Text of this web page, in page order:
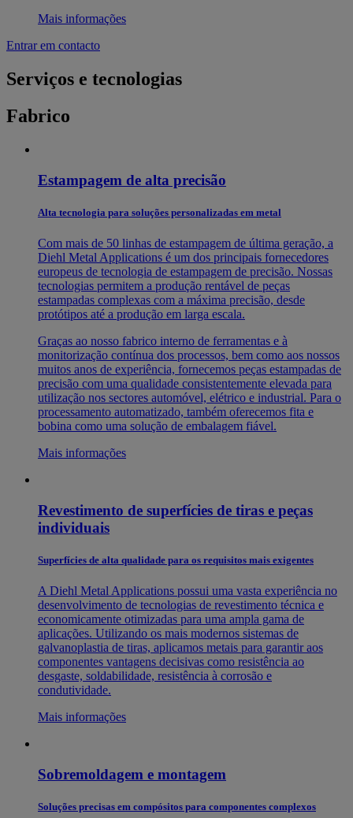
Mais informações
Entrar em contacto
Serviços e tecnologias
Fabrico
Estampagem de alta precisão
Alta tecnologia para soluções personalizadas em metal
Com mais de 50 linhas de estampagem de última geração, a
Diehl Metal Applications é um dos principais fornecedores
europeus de tecnologia de estampagem de precisão. Nossas
tecnologias permitem a produção rentável de peças
estampadas complexas com a máxima precisão, desde
protótipos até a produção em larga escala.
Graças ao nosso fabrico interno de ferramentas e à
monitorização contínua dos processos, bem como aos nossos
muitos anos de experiência, fornecemos peças estampadas de
precisão com uma qualidade consistentemente elevada para
utilização nos sectores automóvel, elétrico e industrial. Para o
processamento automatizado, também oferecemos fita e
bobina como uma solução de embalagem fiável.
Mais informações
Revestimento de superfícies de tiras e peças
individuais
Superfícies de alta qualidade para os requisitos mais exigentes
A Diehl Metal Applications possui uma vasta experiência no
desenvolvimento de tecnologias de revestimento técnica e
economicamente otimizadas para uma ampla gama de
aplicações. Utilizando os mais modernos sistemas de
galvanoplastia de tiras, aplicamos metais para garantir aos
componentes vantagens decisivas como resistência ao
desgaste, soldabilidade, resistência à corrosão e
condutividade.
Mais informações
Sobremoldagem e montagem
Soluções precisas em compósitos para componentes complexos